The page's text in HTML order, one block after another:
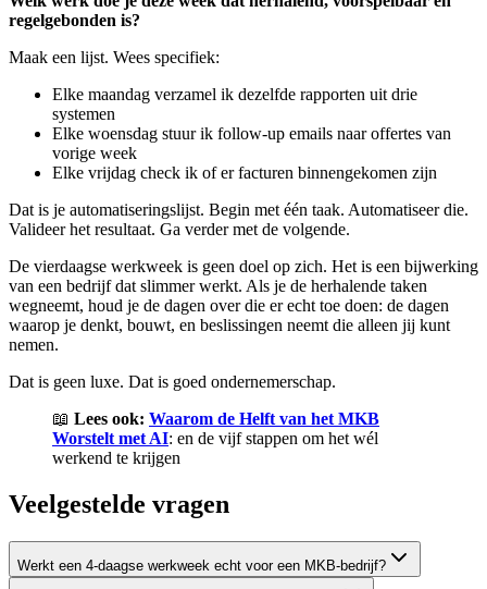
regelgebonden is?
Maak een lijst. Wees specifiek:
Elke maandag verzamel ik dezelfde rapporten uit drie
systemen
Elke woensdag stuur ik follow-up emails naar offertes van
vorige week
Elke vrijdag check ik of er facturen binnengekomen zijn
Dat is je automatiseringslijst. Begin met één taak. Automatiseer die.
Valideer het resultaat. Ga verder met de volgende.
De vierdaagse werkweek is geen doel op zich. Het is een bijwerking
van een bedrijf dat slimmer werkt. Als je de herhalende taken
wegneemt, houd je de dagen over die er echt toe doen: de dagen
waarop je denkt, bouwt, en beslissingen neemt die alleen jij kunt
nemen.
Dat is geen luxe. Dat is goed ondernemerschap.
📖 Lees ook: Waarom de Helft van het MKB
Worstelt met AI: en de vijf stappen om het wél
werkend te krijgen
Veelgestelde vragen
Werkt een 4-daagse werkweek echt voor een MKB-bedrijf?